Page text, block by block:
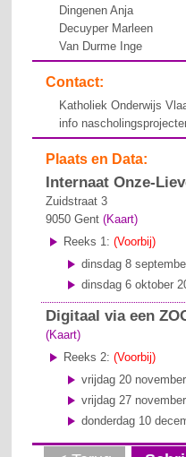
Dingenen Anja
Decuyper Marleen
Van Durme Inge
Contact:
Katholiek Onderwijs
info
Plaats en Data:
Internaat Onze-
Zuidstraat 3
9050 Gent (Kaart)
Reeks 1:(Voorbij)
dinsdag 8
dinsdag 6 oktober
Digitaal via een
(Kaart)
Reeks 2:(Voorbij)
vrijdag 20
vrijdag 27
donderdag 10